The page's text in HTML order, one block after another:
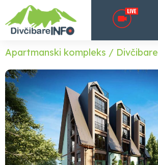
Apartmanski kompleks / Divčibare